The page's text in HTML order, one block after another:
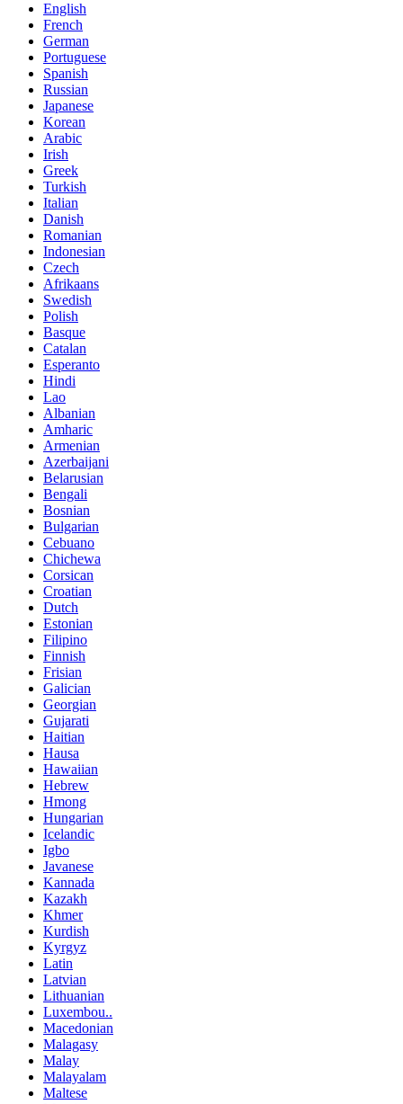
English
French
German
Portuguese
Spanish
Russian
Japanese
Korean
Arabic
Irish
Greek
Turkish
Italian
Danish
Romanian
Indonesian
Czech
Afrikaans
Swedish
Polish
Basque
Catalan
Esperanto
Hindi
Lao
Albanian
Amharic
Armenian
Azerbaijani
Belarusian
Bengali
Bosnian
Bulgarian
Cebuano
Chichewa
Corsican
Croatian
Dutch
Estonian
Filipino
Finnish
Frisian
Galician
Georgian
Gujarati
Haitian
Hausa
Hawaiian
Hebrew
Hmong
Hungarian
Icelandic
Igbo
Javanese
Kannada
Kazakh
Khmer
Kurdish
Kyrgyz
Latin
Latvian
Lithuanian
Luxembou..
Macedonian
Malagasy
Malay
Malayalam
Maltese